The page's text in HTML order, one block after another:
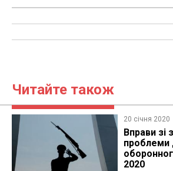
Читайте також
20 січня 2020
Вправи зі
проблеми
2020